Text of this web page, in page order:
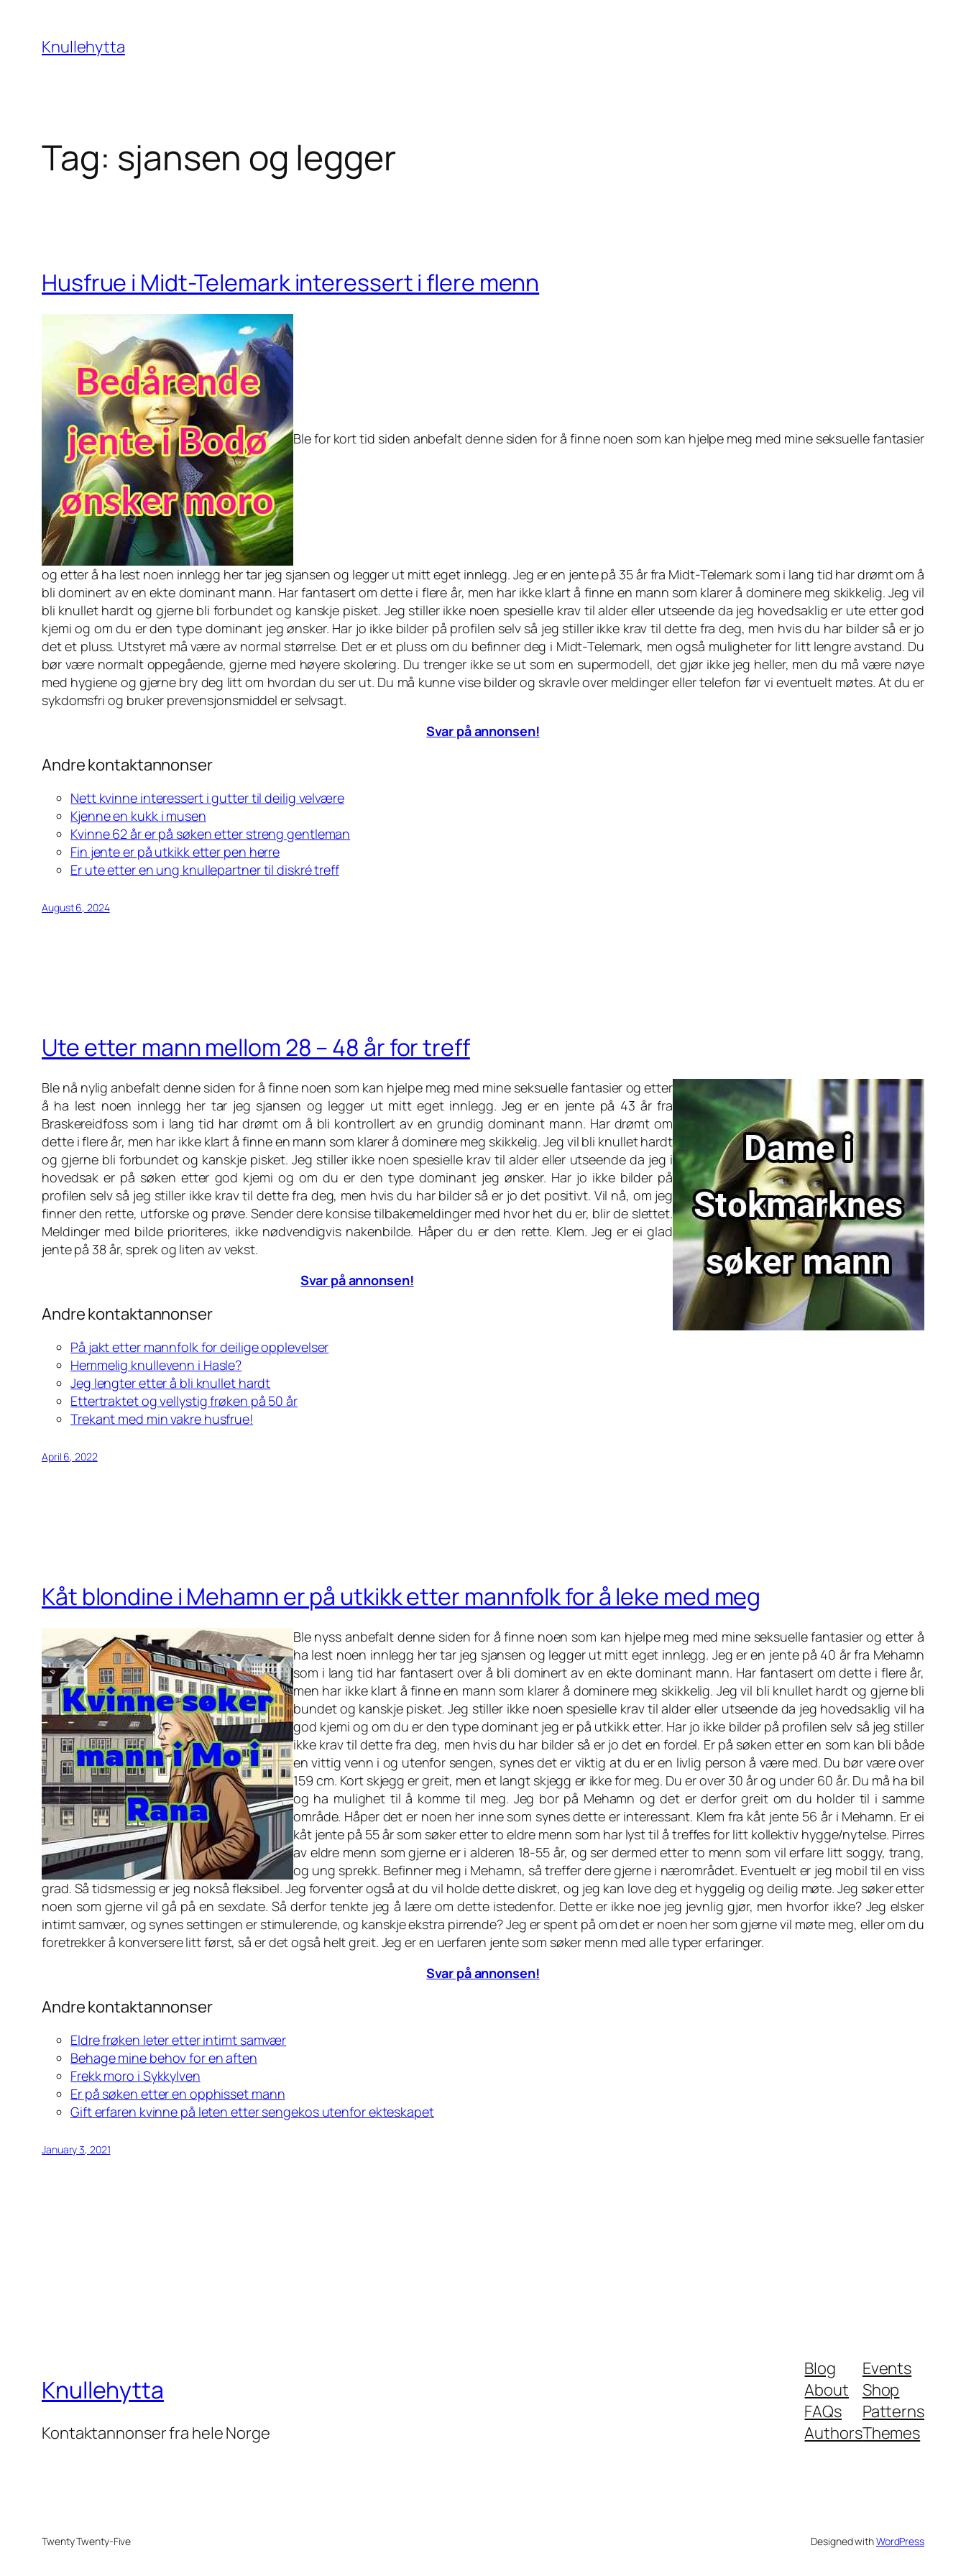
content
Knullehytta
Tag: sjansen og legger
Husfrue i Midt-Telemark interessert i flere menn
Ble for kort tid siden anbefalt denne siden for å finne noen som kan hjelpe meg med mine seksuelle fantasier
og etter å ha lest noen innlegg her tar jeg sjansen og legger ut mitt eget innlegg. Jeg er en jente på 35 år fra Midt-Telemark som i lang tid har drømt om å
bli dominert av en ekte dominant mann. Har fantasert om dette i flere år, men har ikke klart å finne en mann som klarer å dominere meg skikkelig. Jeg vil
bli knullet hardt og gjerne bli forbundet og kanskje pisket. Jeg stiller ikke noen spesielle krav til alder eller utseende da jeg hovedsaklig er ute etter god
kjemi og om du er den type dominant jeg ønsker. Har jo ikke bilder på profilen selv så jeg stiller ikke krav til dette fra deg, men hvis du har bilder så er jo
det et pluss. Utstyret må være av normal størrelse. Det er et pluss om du befinner deg i Midt-Telemark, men også muligheter for litt lengre avstand. Du
bør være normalt oppegående, gjerne med høyere skolering. Du trenger ikke se ut som en supermodell, det gjør ikke jeg heller, men du må være nøye
med hygiene og gjerne bry deg litt om hvordan du ser ut. Du må kunne vise bilder og skravle over meldinger eller telefon før vi eventuelt møtes. At du er
sykdomsfri og bruker prevensjonsmiddel er selvsagt.
Svar på annonsen!
Andre kontaktannonser
Nett kvinne interessert i gutter til deilig velvære
Kjenne en kukk i musen
Kvinne 62 år er på søken etter streng gentleman
Fin jente er på utkikk etter pen herre
Er ute etter en ung knullepartner til diskré treff
August 6, 2024
Ute etter mann mellom 28 – 48 år for treff
Ble nå nylig anbefalt denne siden for å finne noen som kan hjelpe meg med mine seksuelle fantasier og etter
å ha lest noen innlegg her tar jeg sjansen og legger ut mitt eget innlegg. Jeg er en jente på 43 år fra
Braskereidfoss som i lang tid har drømt om å bli kontrollert av en grundig dominant mann. Har drømt om
dette i flere år, men har ikke klart å finne en mann som klarer å dominere meg skikkelig. Jeg vil bli knullet hardt
og gjerne bli forbundet og kanskje pisket. Jeg stiller ikke noen spesielle krav til alder eller utseende da jeg i
hovedsak er på søken etter god kjemi og om du er den type dominant jeg ønsker. Har jo ikke bilder på
profilen selv så jeg stiller ikke krav til dette fra deg, men hvis du har bilder så er jo det positivt. Vil nå, om jeg
finner den rette, utforske og prøve. Sender dere konsise tilbakemeldinger med hvor het du er, blir de slettet.
Meldinger med bilde prioriteres, ikke nødvendigvis nakenbilde. Håper du er den rette. Klem. Jeg er ei glad
jente på 38 år, sprek og liten av vekst.
Svar på annonsen!
Andre kontaktannonser
På jakt etter mannfolk for deilige opplevelser
Hemmelig knullevenn i Hasle?
Jeg lengter etter å bli knullet hardt
Ettertraktet og vellystig frøken på 50 år
Trekant med min vakre husfrue!
April 6, 2022
Kåt blondine i Mehamn er på utkikk etter mannfolk for å leke med meg
Ble nyss anbefalt denne siden for å finne noen som kan hjelpe meg med mine seksuelle fantasier og etter å
ha lest noen innlegg her tar jeg sjansen og legger ut mitt eget innlegg. Jeg er en jente på 40 år fra Mehamn
som i lang tid har fantasert over å bli dominert av en ekte dominant mann. Har fantasert om dette i flere år,
men har ikke klart å finne en mann som klarer å dominere meg skikkelig. Jeg vil bli knullet hardt og gjerne bli
bundet og kanskje pisket. Jeg stiller ikke noen spesielle krav til alder eller utseende da jeg hovedsaklig vil ha
god kjemi og om du er den type dominant jeg er på utkikk etter. Har jo ikke bilder på profilen selv så jeg stiller
ikke krav til dette fra deg, men hvis du har bilder så er jo det en fordel. Er på søken etter en som kan bli både
en vittig venn i og utenfor sengen, synes det er viktig at du er en livlig person å være med. Du bør være over
159 cm. Kort skjegg er greit, men et langt skjegg er ikke for meg. Du er over 30 år og under 60 år. Du må ha bil
og ha mulighet til å komme til meg. Jeg bor på Mehamn og det er derfor greit om du holder til i samme
område. Håper det er noen her inne som synes dette er interessant. Klem fra kåt jente 56 år i Mehamn. Er ei
kåt jente på 55 år som søker etter to eldre menn som har lyst til å treffes for litt kollektiv hygge/nytelse. Pirres
av eldre menn som gjerne er i alderen 18-55 år, og ser dermed etter to menn som vil erfare litt soggy, trang,
og ung sprekk. Befinner meg i Mehamn, så treffer dere gjerne i nærområdet. Eventuelt er jeg mobil til en viss
grad. Så tidsmessig er jeg nokså fleksibel. Jeg forventer også at du vil holde dette diskret, og jeg kan love deg et hyggelig og deilig møte. Jeg søker etter
noen som gjerne vil gå på en sexdate. Så derfor tenkte jeg å lære om dette istedenfor. Dette er ikke noe jeg jevnlig gjør, men hvorfor ikke? Jeg elsker
intimt samvær, og synes settingen er stimulerende, og kanskje ekstra pirrende? Jeg er spent på om det er noen her som gjerne vil møte meg, eller om du
foretrekker å konversere litt først, så er det også helt greit. Jeg er en uerfaren jente som søker menn med alle typer erfaringer.
Svar på annonsen!
Andre kontaktannonser
Eldre frøken leter etter intimt samvær
Behage mine behov for en aften
Frekk moro i Sykkylven
Er på søken etter en opphisset mann
Gift erfaren kvinne på leten etter sengekos utenfor ekteskapet
January 3, 2021
Knullehytta
Kontaktannonser fra hele Norge
Blog
About
FAQs
Authors
Events
Shop
Patterns
Themes
Twenty Twenty-Five Designed withWordPress